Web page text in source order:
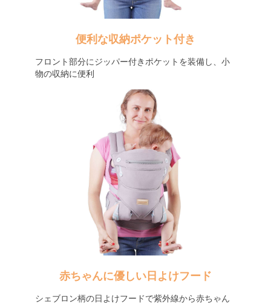
便利な収納ポケット付き
フロント部分にジッパー付きポケットを装備し、小
物の収納に便利
赤ちゃんに優しい日よけフード
シェブロン柄の日よけフードで紫外線から赤ちゃん